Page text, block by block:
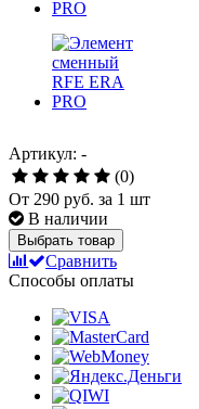
Артикул: -
(0)
От 290 руб. за 1 шт
В наличии
Выбрать товар
Сравнить
Способы оплаты